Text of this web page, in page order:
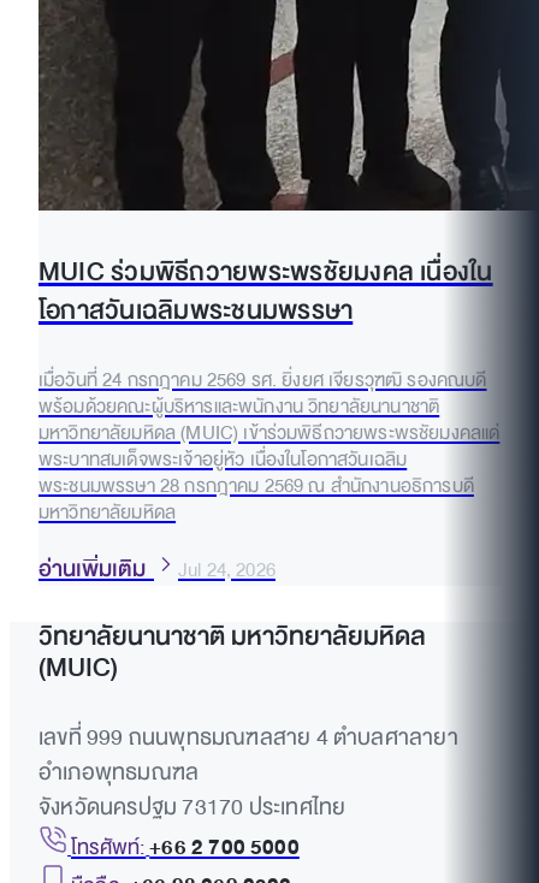
MUIC ร่วมพิธีถวายพระพรชัยมงคล เนื่องใน
โอกาสวันเฉลิมพระชนมพรรษา
เมื่อวันที่ 24 กรกฎาคม 2569 รศ. ยิ่งยศ เจียรวุฑฒิ รองคณบดี
พร้อมด้วยคณะผู้บริหารและพนักงาน วิทยาลัยนานาชาติ
มหาวิทยาลัยมหิดล (MUIC) เข้าร่วมพิธีถวายพระพรชัยมงคลแด่
พระบาทสมเด็จพระเจ้าอยู่หัว เนื่องในโอกาสวันเฉลิม
พระชนมพรรษา 28 กรกฎาคม 2569 ณ สำนักงานอธิการบดี
มหาวิทยาลัยมหิดล
อ่านเพิ่มเติม Jul 24, 2026
วิทยาลัยนานาชาติ มหาวิทยาลัยมหิดล
(MUIC)
เลขที่ 999 ถนนพุทธมณฑลสาย 4 ตำบลศาลายา
อำเภอพุทธมณฑล
จังหวัดนครปฐม 73170 ประเทศไทย
โทรศัพท์:+66 2 700 5000